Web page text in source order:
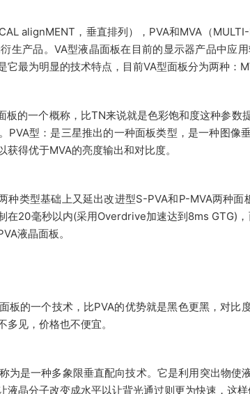
alignMENT，垂直排列），PVA和MVA（
生产品。VA型液晶面板在目前的显示器产品中应
它最为明显的技术特点，目前VA型面板分为两种：
板的一个概称，比TN来说就是色彩饱和度这种参
PVA型：是三星推出的一种面板类型，是一种图
获得优于MVA的亮度输出和对比度。
种类型基础上又延出改进型S-PVA和P-MVA两种
在20毫秒以内(采用Overdrive加速达到8ms GTG)
液晶面板。
板的一个技术，比PVA的优势就是黑色更黑，对
多见，价格也不便宜。
为是一种多象限垂直配向技术。它是利用突出物使
液晶分子改变成水平以让背光通过则更为快速，这样